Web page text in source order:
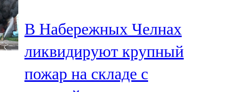
В Набережных Челнах
ликвидируют крупный
пожар на складе с